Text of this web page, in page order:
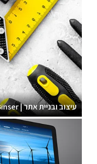
עיצוב ובניית אתר | Binser